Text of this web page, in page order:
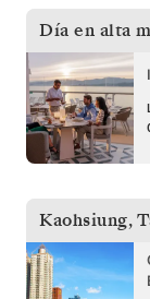
Día en alta
Kaohsiung,